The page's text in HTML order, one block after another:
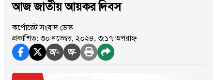
আজ জাতীয় আয়কর দিবস
কর্পোরেট সংবাদ ডেস্ক
প্রকাশিত: ৩০ নভেম্বর, ২০২৪, ৩:১৭ অপরাহ্ন
অ+ অ-